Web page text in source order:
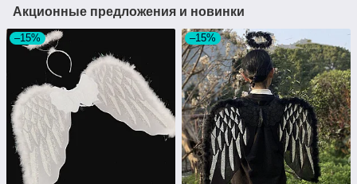
Акционные предложения и новинки
–15% –15%